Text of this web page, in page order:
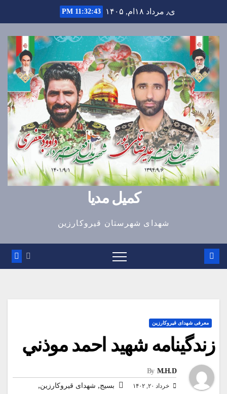
to
content
ی٫ مرداد ۱۸ام, ۱۴۰۵ 11:32:44 PM
کمیل مدیا
شهدای شهرستان قیروکارزین
معرفی شهدای قیروکارزین
زندگينامه شهيد احمد موذني
By M.H.D
خرداد ۲۰, ۱۴۰۲ بسیج, شهدای قیروکارزین,